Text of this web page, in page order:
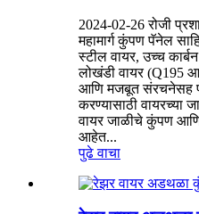
2024-02-26 रोजी
महामार्ग कुंपण पॅनेल
स्टील वायर, उच्च
लोखंडी वायर (Q195
आणि मजबूत संरचनेसह
करण्यासाठी
वायर जाळीचे कुंपण
आहेत...
पुढे वाचा